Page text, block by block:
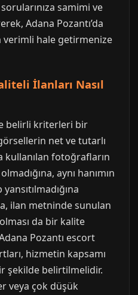
sorularınıza samimi ve
Adana Pozantı’da
verimli hale getirmenize
İlanları Nasıl
belirli kriterleri bir
net ve tutarlı
kullanılan fotoğrafların
aynı hanımın
ilan metninde sunulan
da bir kalite
Pozantı escort
hizmetin kapsamı
şekilde belirtilmelidir.
veya çok düşük